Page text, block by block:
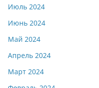
Июль 2024
Июнь 2024
Май 2024
Апрель 2024
Март 2024